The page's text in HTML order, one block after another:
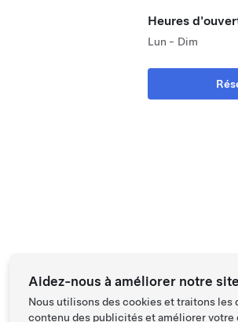
Heures
Lun - Dim
Aidez-nous à améliorer notre
Nous utilisons des cookies et traitons les
contenu des publicités et améliorer